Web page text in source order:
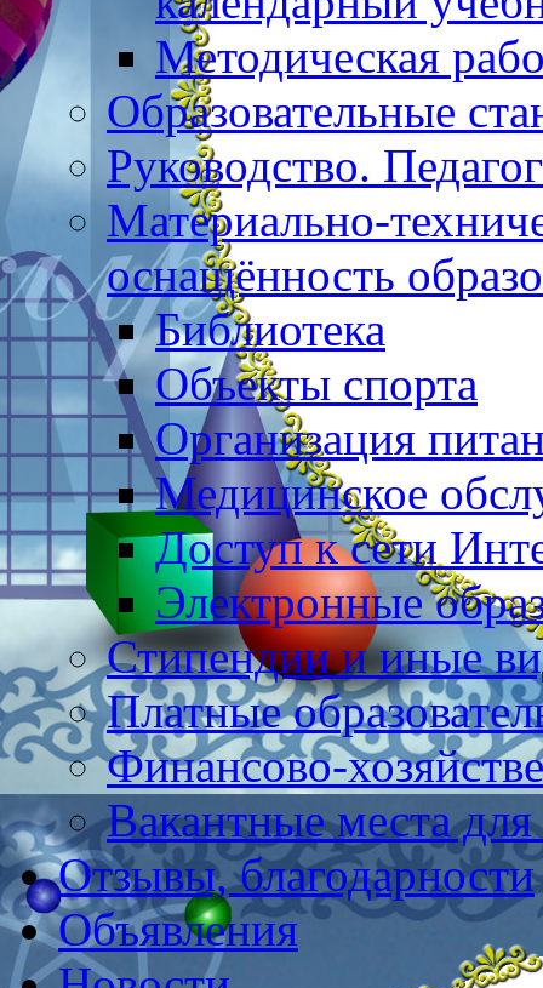
Методическая
Образовательные
Руководство.
Материально-
оснащённость
Библиотека
Объекты спорта
Организация
Медицинское
Доступ к сети
Электронные
Стипендии и иные
Платные
Финансово-
Вакантные места
Отзывы, благодарности
Объявления